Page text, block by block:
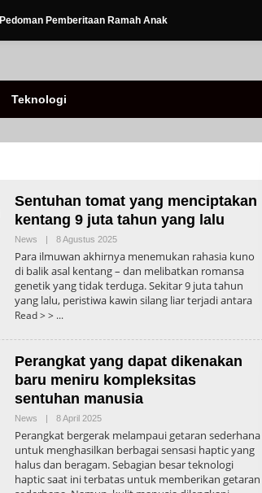
Pedoman Pemberitaan Ramah Anak
Teknologi
Sentuhan tomat yang menciptakan
kentang 9 juta tahun yang lalu
News 8 Agustus 2025Oleh
Para ilmuwan akhirnya menemukan rahasia kuno
di balik asal kentang – dan melibatkan romansa
genetik yang tidak terduga. Sekitar 9 juta tahun
yang lalu, peristiwa kawin silang liar terjadi antara
Read > >
Perangkat yang dapat dikenakan
baru meniru kompleksitas
sentuhan manusia
News 8 April 2025Oleh
Perangkat bergerak melampaui getaran sederhana
untuk menghasilkan berbagai sensasi haptic yang
halus dan beragam. Sebagian besar teknologi
haptic saat ini terbatas untuk memberikan getaran